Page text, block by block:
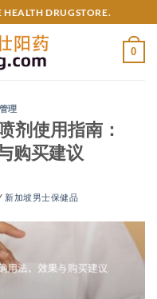
DRUGSTORE.
0
理
剂使用指南：
购买建议
新加坡男士保健品